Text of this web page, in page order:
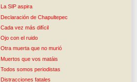
La SIP aspira
Declaración de Chapultepec
Cada vez más difícil
Ojo con el ruido
Otra muerta que no murió
Muertos que vos matáis
Todos somos periodistas
Distracciones fatales